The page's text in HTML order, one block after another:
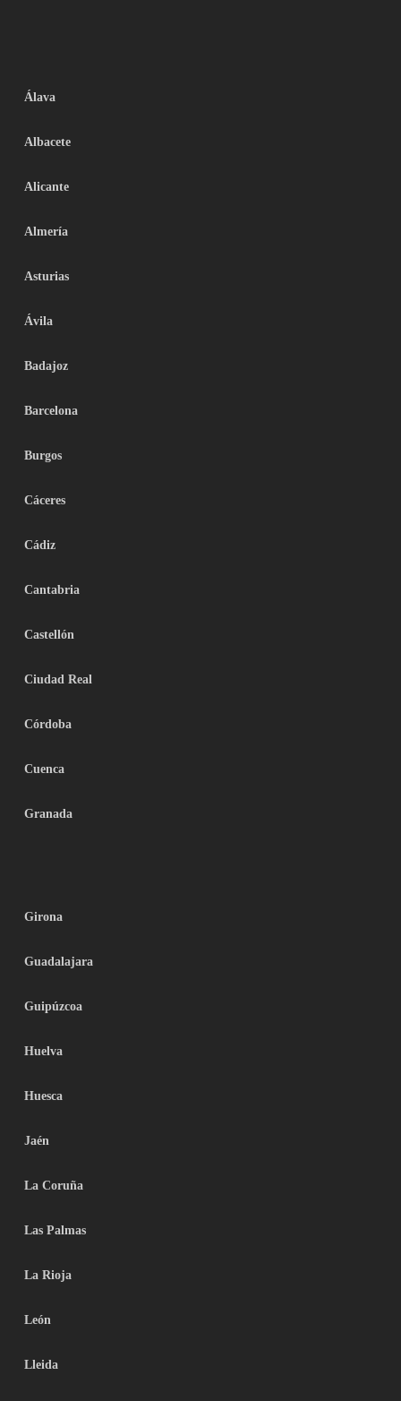
Álava
Albacete
Alicante
Almería
Asturias
Ávila
Badajoz
Barcelona
Burgos
Cáceres
Cádiz
Cantabria
Castellón
Ciudad Real
Córdoba
Cuenca
Granada
Girona
Guadalajara
Guipúzcoa
Huelva
Huesca
Jaén
La Coruña
Las Palmas
La Rioja
León
Lleida